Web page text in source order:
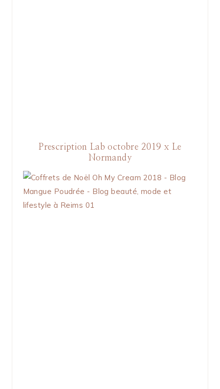
Prescription Lab octobre 2019 x Le
Normandy